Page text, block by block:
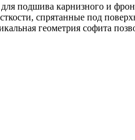
подшива карнизного и
спрятанные под
геометрия софита